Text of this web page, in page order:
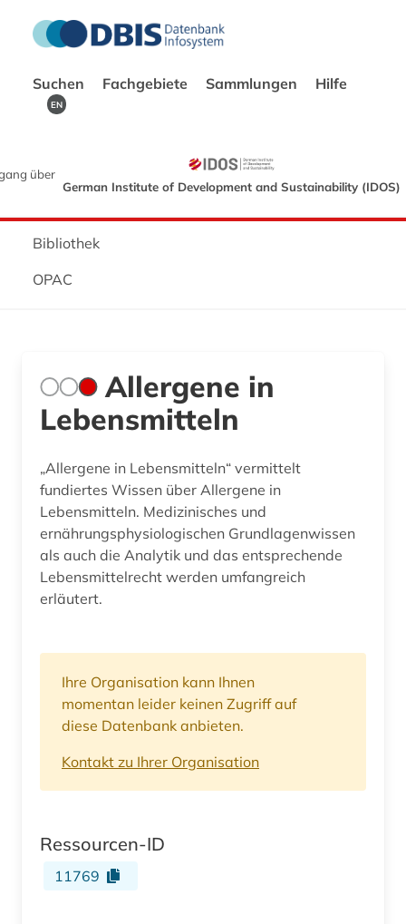
Suchen Fachgebiete Sammlungen Hilfe
EN
über
German Institute of Development and Sustainability (IDOS)
Bibliothek
OPAC
Allergene in
Lebensmitteln
„Allergene in Lebensmitteln“ vermittelt
fundiertes Wissen über Allergene in
Lebensmitteln. Medizinisches und
ernährungsphysiologischen Grundlagenwissen
als auch die Analytik und das entsprechende
Lebensmittelrecht werden umfangreich
erläutert.
Ihre Organisation kann Ihnen
momentan leider keinen Zugriff auf
diese Datenbank anbieten.
Kontakt zu Ihrer Organisation
Ressourcen-ID
11769